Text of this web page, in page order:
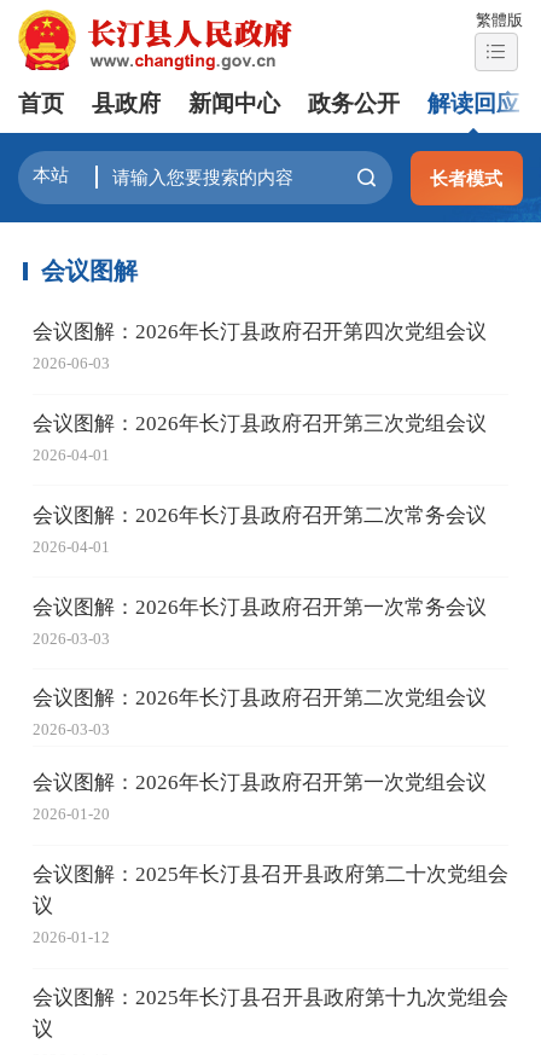
繁體版
首页 县政府 新闻中心 政务公开 解读回应
长者模式
会议图解
会议图解：2026年长汀县政府召开第四次党组会议
2026-06-03
会议图解：2026年长汀县政府召开第三次党组会议
2026-04-01
会议图解：2026年长汀县政府召开第二次常务会议
2026-04-01
会议图解：2026年长汀县政府召开第一次常务会议
2026-03-03
会议图解：2026年长汀县政府召开第二次党组会议
2026-03-03
会议图解：2026年长汀县政府召开第一次党组会议
2026-01-20
会议图解：2025年长汀县召开县政府第二十次党组会
议
2026-01-12
会议图解：2025年长汀县召开县政府第十九次党组会
议